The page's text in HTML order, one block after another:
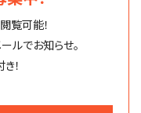
覧可能！
ルでお知らせ。
！